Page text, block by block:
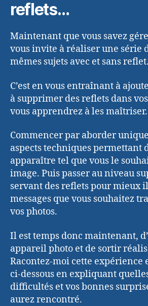
reflets…
Maintenant que vous savez
vous invite à réaliser une série
mêmes sujets avec et sans reflet.
C’est en vous entraînant à
à supprimer des reflets dans
vous apprendrez à les maîtriser.
Commencer par aborder
aspects techniques permettant
apparaître tel que vous le
image. Puis passer au niveau
servant des reflets pour mieux
messages que vous souhaitez
vos photos.
Il est temps donc maintenant,
appareil photo et de sortir
Racontez-moi cette expérience
ci-dessous en expliquant
difficultés et vos bonnes
aurez rencontré.